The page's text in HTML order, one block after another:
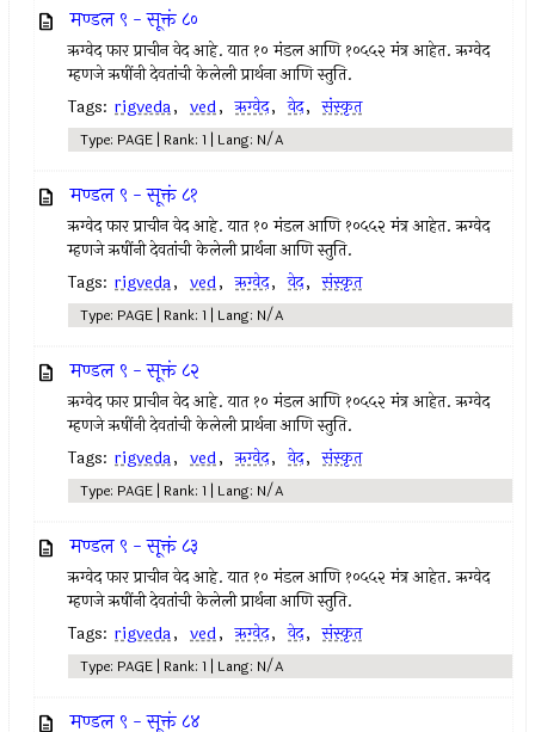
मण्डल ९ - सूक्तं ८०
ऋग्वेद फार प्राचीन वेद आहे. यात १० मंडल आणि १०५५२ मंत्र आहेत. ऋग्वेद
म्हणजे ऋषींनी देवतांची केलेली प्रार्थना आणि स्तुति.
Tags: rigveda, ved, ऋग्वेद, वेद, संस्कृत
Type: PAGE | Rank: 1 | Lang: N/A
मण्डल ९ - सूक्तं ८१
ऋग्वेद फार प्राचीन वेद आहे. यात १० मंडल आणि १०५५२ मंत्र आहेत. ऋग्वेद
म्हणजे ऋषींनी देवतांची केलेली प्रार्थना आणि स्तुति.
Tags: rigveda, ved, ऋग्वेद, वेद, संस्कृत
Type: PAGE | Rank: 1 | Lang: N/A
मण्डल ९ - सूक्तं ८२
ऋग्वेद फार प्राचीन वेद आहे. यात १० मंडल आणि १०५५२ मंत्र आहेत. ऋग्वेद
म्हणजे ऋषींनी देवतांची केलेली प्रार्थना आणि स्तुति.
Tags: rigveda, ved, ऋग्वेद, वेद, संस्कृत
Type: PAGE | Rank: 1 | Lang: N/A
मण्डल ९ - सूक्तं ८३
ऋग्वेद फार प्राचीन वेद आहे. यात १० मंडल आणि १०५५२ मंत्र आहेत. ऋग्वेद
म्हणजे ऋषींनी देवतांची केलेली प्रार्थना आणि स्तुति.
Tags: rigveda, ved, ऋग्वेद, वेद, संस्कृत
Type: PAGE | Rank: 1 | Lang: N/A
मण्डल ९ - सूक्तं ८४